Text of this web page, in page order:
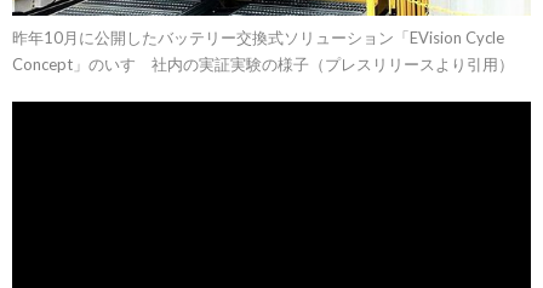
昨年10月に公開したバッテリー交換式ソリューション「EVision Cycle
Concept」のいすゞ社内の実証実験の様子（プレスリリースより引用）